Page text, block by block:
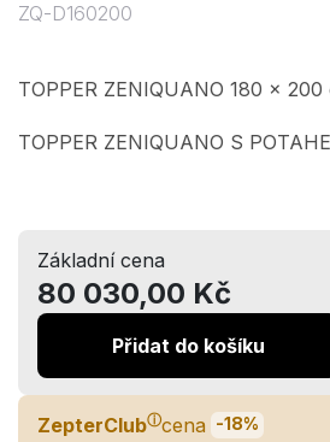
ZQ-D160200
TOPPER ZENIQUANO 180 x 200
TOPPER ZENIQUANO S
Základní cena
80 030,00 Kč
Přidat do košíku
ZepterClubⓘcena -18%